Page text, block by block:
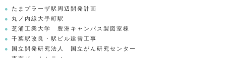
たまプラーザ駅周辺開発計画
丸ノ内線大手町駅
芝浦工業大学 豊洲キャンパス製図室棟
千葉駅改良・駅ビル建替工事
国立開発研究法人 国立がん研究センター